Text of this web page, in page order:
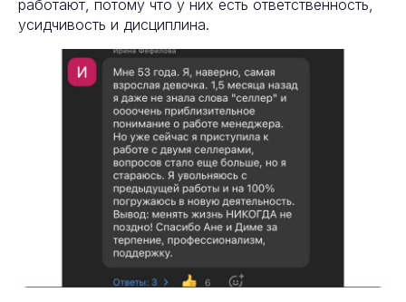
работают, потому что у них есть ответственность,
усидчивость и дисциплина.